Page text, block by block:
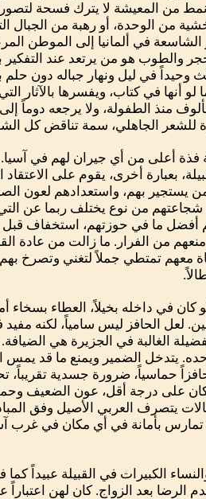
من المعيشة لا يترك فسحة
من الوحدة، أو رهبة من الجبال
الشاسعة في ألمانيا إلى الموطن
والطوب هو من يرتعد عند
في ليل ونهار جباله دون حلم
أنها في كتاب، ويفسرها بالآثار
منذ الطفولة، ولا يرجعه دوماً
للشعر الجاهلي، سمة تناقض كل
أعلى من أي جيران لهم في آسيا.
بعبارة أخرى، يقوم على الاعتقاد
يستجير بهم، واستعدادهم لعون
شجاعتهم من نوع يختلف ربما عن
ما في حوزتهم، استخفاف قبل
من الفرار. ما زالت من عادة
معهم تمتطي جملاً لتغني وتصرخ
في داخله بخيلاً، العطاء بسخاء
لعل الحافز ليس سامياً، لكنه مفيد
الغالبة في الجزيرة هي
يتدخل الضمير ويمنع ما قد
حماسياً، ضرورة جسدية تقريباً،
على درجة أقل، عون الضعيف
يتصرف العربي الأصيل وفق
تمارس بأمانة في أي مكان في غرب
الكبيرات في القبيلة عبيداً كما في
الرضا بعد الزواج. كان لهن اعتباراً